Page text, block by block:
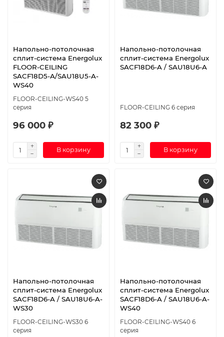
Напольно-потолочная
сплит-система Energolux
FLOOR-CEILING
SACF18D5-A/SAU18U5-A-
WS40
FLOOR-CEILING-WS40 5
серия
96 000 ₽
В корзину
Напольно-потолочная
сплит-система Energolux
SAСF18D6-A / SAU18U6-A
FLOOR-CEILING 6 серия
82 300 ₽
В корзину
Напольно-потолочная
сплит-система Energolux
SAСF18D6-A / SAU18U6-A-
WS30
FLOOR-CEILING-WS30 6
серия
Напольно-потолочная
сплит-система Energolux
SAСF18D6-A / SAU18U6-A-
WS40
FLOOR-CEILING-WS40 6
серия